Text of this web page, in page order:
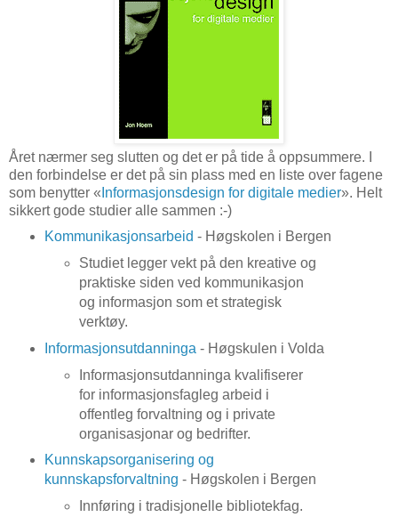
Året nærmer seg slutten og det er på tide å oppsummere. I
den forbindelse er det på sin plass med en liste over fagene
som benytter « Informasjonsdesign for digitale medier». Helt
sikkert gode studier alle sammen :-)
Kommunikasjonsarbeid - Høgskolen i Bergen
Studiet legger vekt på den kreative og
praktiske siden ved kommunikasjon
og informasjon som et strategisk
verktøy.
Informasjonsutdanninga - Høgskulen i Volda
Informasjonsutdanninga kvalifiserer
for informasjonsfagleg arbeid i
offentleg forvaltning og i private
organisasjonar og bedrifter.
Kunnskapsorganisering og
kunnskapsforvaltning - Høgskolen i Bergen
Innføring i tradisjonelle bibliotekfag.